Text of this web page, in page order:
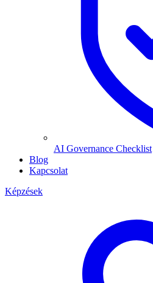
AI Governance Checklist
Blog
Kapcsolat
Képzések